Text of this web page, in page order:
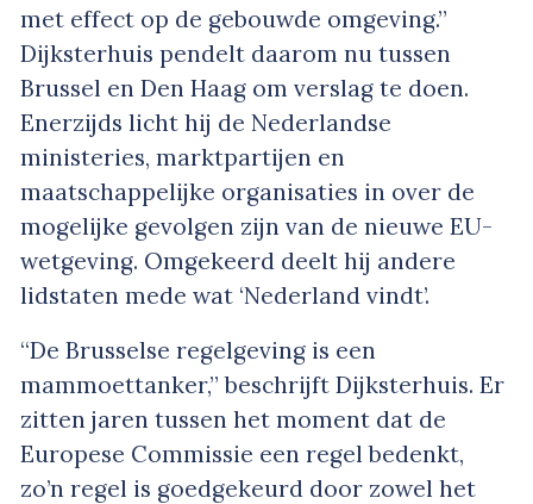
met effect op de gebouwde omgeving.”
Dijksterhuis pendelt daarom nu tussen
Brussel en Den Haag om verslag te doen.
Enerzijds licht hij de Nederlandse
ministeries, marktpartijen en
maatschappelijke organisaties in over de
mogelijke gevolgen zijn van de nieuwe EU-
wetgeving. Omgekeerd deelt hij andere
lidstaten mede wat ‘Nederland vindt’.
“De Brusselse regelgeving is een
mammoettanker,” beschrijft Dijksterhuis. Er
zitten jaren tussen het moment dat de
Europese Commissie een regel bedenkt,
zo’n regel is goedgekeurd door zowel het